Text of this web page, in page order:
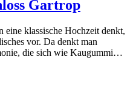
Gartrop
klassische Hochzeit denkt,
vor. Da denkt man
die sich wie Kaugummi…